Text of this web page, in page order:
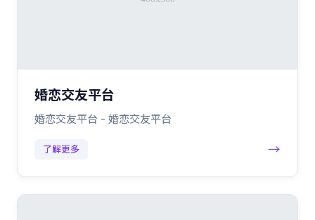
婚恋交友平台
婚恋交友平台 - 婚恋交友平台
了解更多 →